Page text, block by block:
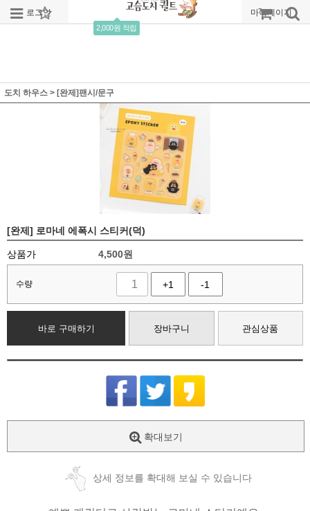
로그인 회원가입
2,000원 적립
주문조회 마이페이지
도치 하우스 > [완제]팬시/문구
[완제] 로마네 에폭시 스티커(덕)
상품가 4,500원
수량 +1 -1
바로 구매하기 장바구니 관심상품
확대보기
상세 정보를 확대해 보실 수 있습니다